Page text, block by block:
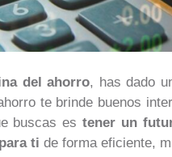
del ahorro, has dado
te brinde buenos
buscas estener un
ti de forma eficiente,